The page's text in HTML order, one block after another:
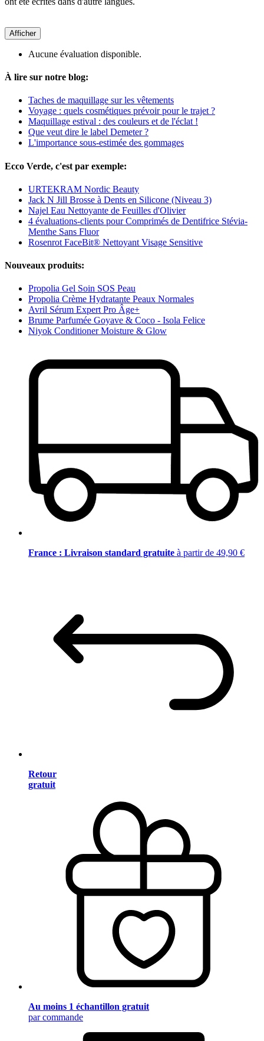
Afficher
Aucune évaluation disponible.
À lire sur notre blog:
Taches de maquillage sur les vêtements
Voyage : quels cosmétiques prévoir pour le trajet ?
Maquillage estival : des couleurs et de l'éclat !
Que veut dire le label Demeter ?
L'importance sous-estimée des gommages
Ecco Verde, c'est par exemple:
URTEKRAM Nordic Beauty
Jack N Jill Brosse à Dents en Silicone (Niveau 3)
Najel Eau Nettoyante de Feuilles d'Olivier
4 évaluations-clients pour Comprimés de Dentifrice Stévia-
Menthe Sans Fluor
Rosenrot FaceBit® Nettoyant Visage Sensitive
Nouveaux produits:
Propolia Gel Soin SOS Peau
Propolia Crème Hydratante Peaux Normales
Avril Sérum Expert Pro Âge+
Brume Parfumée Goyave & Coco - Isola Felice
Niyok Conditioner Moisture & Glow
France : Livraison standard gratuite à partir de 49,90 €
Retour
gratuit
Au moins 1 échantillon gratuit
par commande